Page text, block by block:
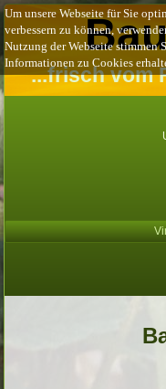
...frisch vom
Um unsere Webseite für Sie
verbessern zu können,
Nutzung der Webseite stimmen
Informationen zu Cookies